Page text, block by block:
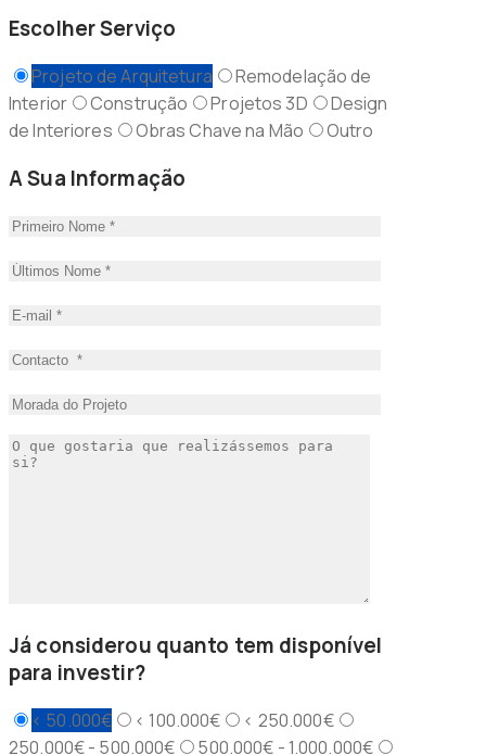
Escolher Serviço
Projeto de Arquitetura
Remodelação de
Interior
Construção Projetos 3D
Design
de Interiores
Obras Chave na Mão Outro
A Sua Informação
Já considerou quanto tem disponível
para investir?
< 50.000€ < 100.000€
< 250.000€
250.000€ - 500.000€
500.000€ - 1.000.000€